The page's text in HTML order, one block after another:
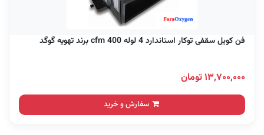
فن کویل سقفی توکار استاندارد 4 لوله 400 cfm برند تهویه گوگد
۱۳,۷۰۰,۰۰۰ تومان
سفارش و خرید